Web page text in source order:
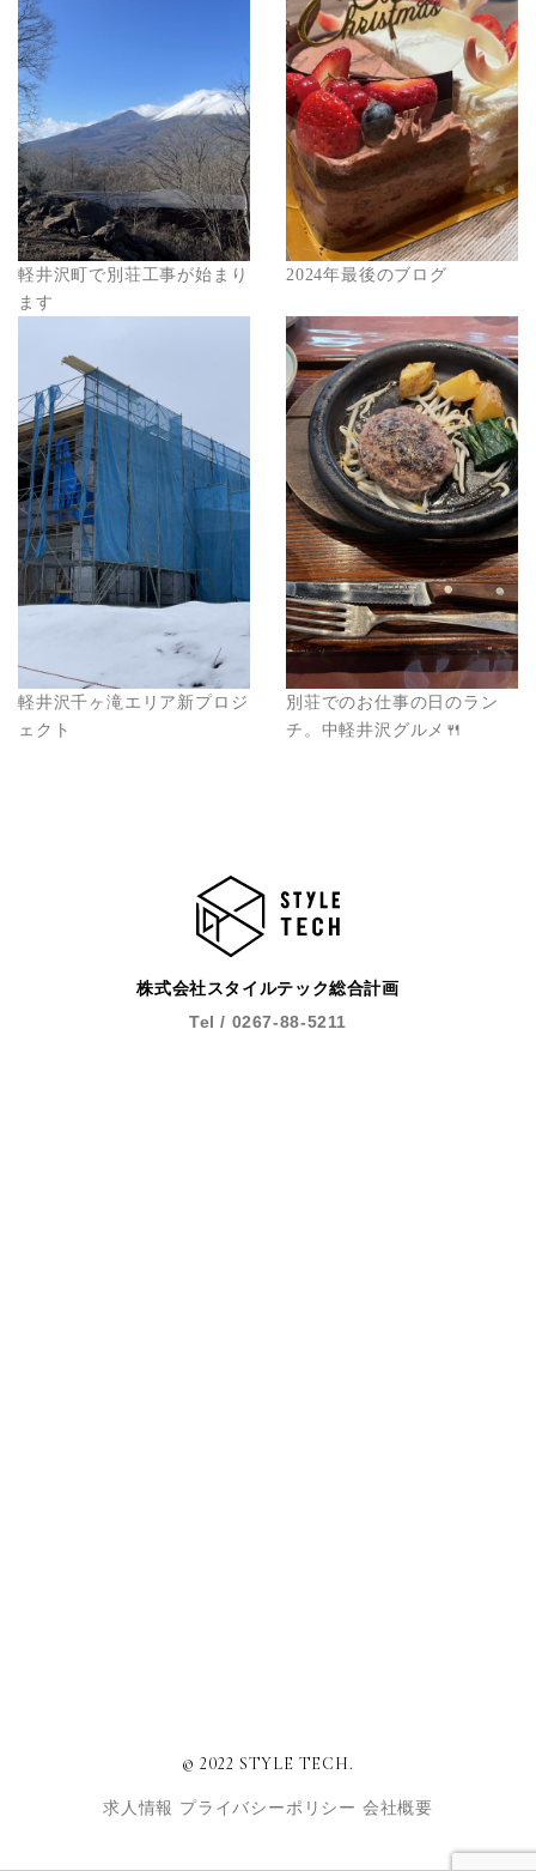
軽井沢町で別荘工事が始まり
ます
2024年最後のブログ
軽井沢千ヶ滝エリア新プロジ
ェクト
別荘でのお仕事の日のラン
チ。中軽井沢グルメ🍴
株式会社スタイルテック総合計画
Tel / 0267-88-5211
© 2022 STYLE TECH.
求人情報 プライバシーポリシー 会社概要